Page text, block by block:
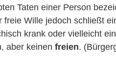
Taten einer Person
freie Wille jedoch schließt
krank oder vielleicht
aber keinen freien.